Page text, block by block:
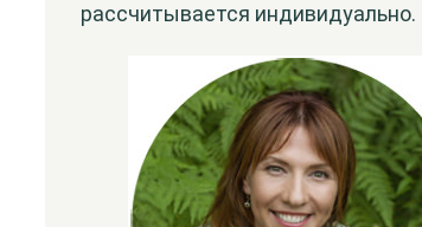
рассчитывается индивидуально.